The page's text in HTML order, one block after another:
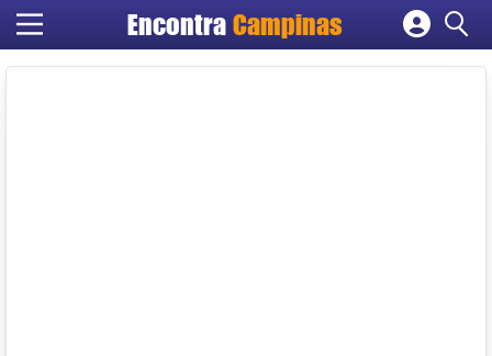
Encontra Campinas
Cadastrar empresa